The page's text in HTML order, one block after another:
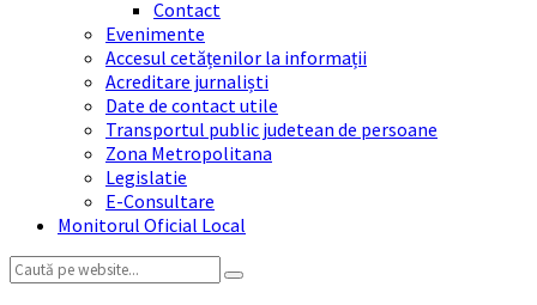
Contact
Evenimente
Accesul cetățenilor la informații
Acreditare jurnaliști
Date de contact utile
Transportul public judetean de persoane
Zona Metropolitana
Legislatie
E-Consultare
Monitorul Oficial Local
Search: